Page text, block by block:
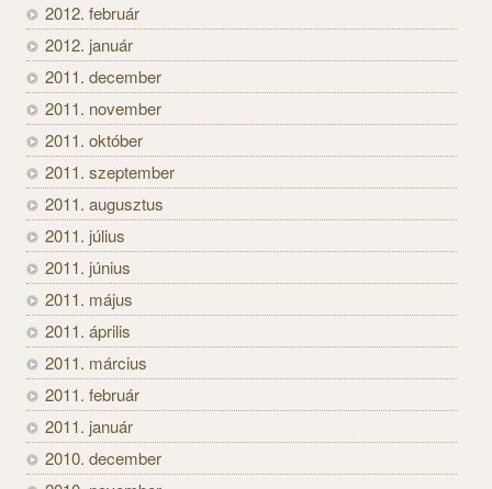
2012. február
2012. január
2011. december
2011. november
2011. október
2011. szeptember
2011. augusztus
2011. július
2011. június
2011. május
2011. április
2011. március
2011. február
2011. január
2010. december